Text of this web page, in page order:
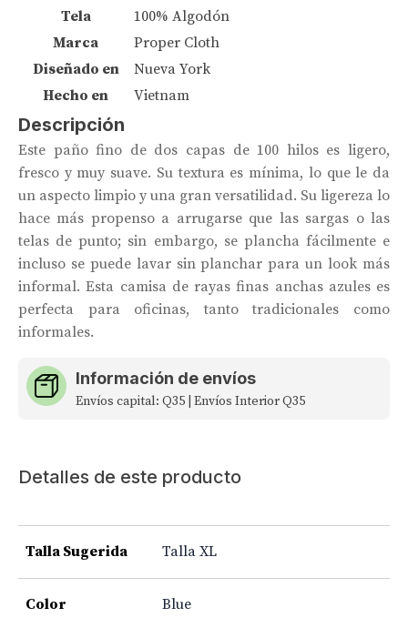
Tela
100% Algodón
Marca
Proper Cloth
Diseñado en
Nueva York
Hecho en
Vietnam
Descripción
Este paño fino de dos capas de 100 hilos es ligero,
fresco y muy suave. Su textura es mínima, lo que le da
un aspecto limpio y una gran versatilidad. Su ligereza lo
hace más propenso a arrugarse que las sargas o las
telas de punto; sin embargo, se plancha fácilmente e
incluso se puede lavar sin planchar para un look más
informal. Esta camisa de rayas finas anchas azules es
perfecta para oficinas, tanto tradicionales como
informales.
Información de envíos
Envíos capital: Q35 | Envíos Interior Q35
Detalles de este producto
Talla Sugerida Talla XL
Color Blue